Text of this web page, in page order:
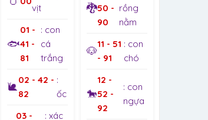
vịt
🐟
01 -
41 -
81
: con
cá
trắng
🐌
02 - 42 -
82
:
ốc
03 -
: xác
🐉50 -
90
rồng
nằm
🐶
11 - 51
- 91
: con
chó
🐎
12 -
52 -
92
: con
ngựa